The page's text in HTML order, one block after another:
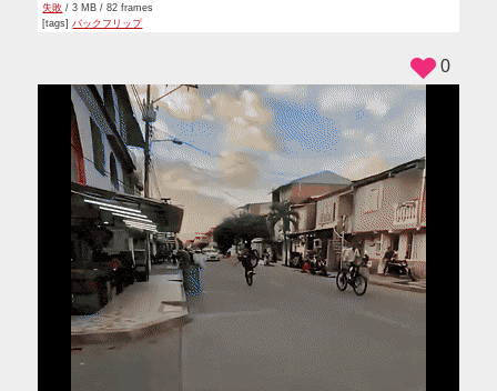
失敗 / 3 MB / 82 frames
[tags]バックフリップ
0